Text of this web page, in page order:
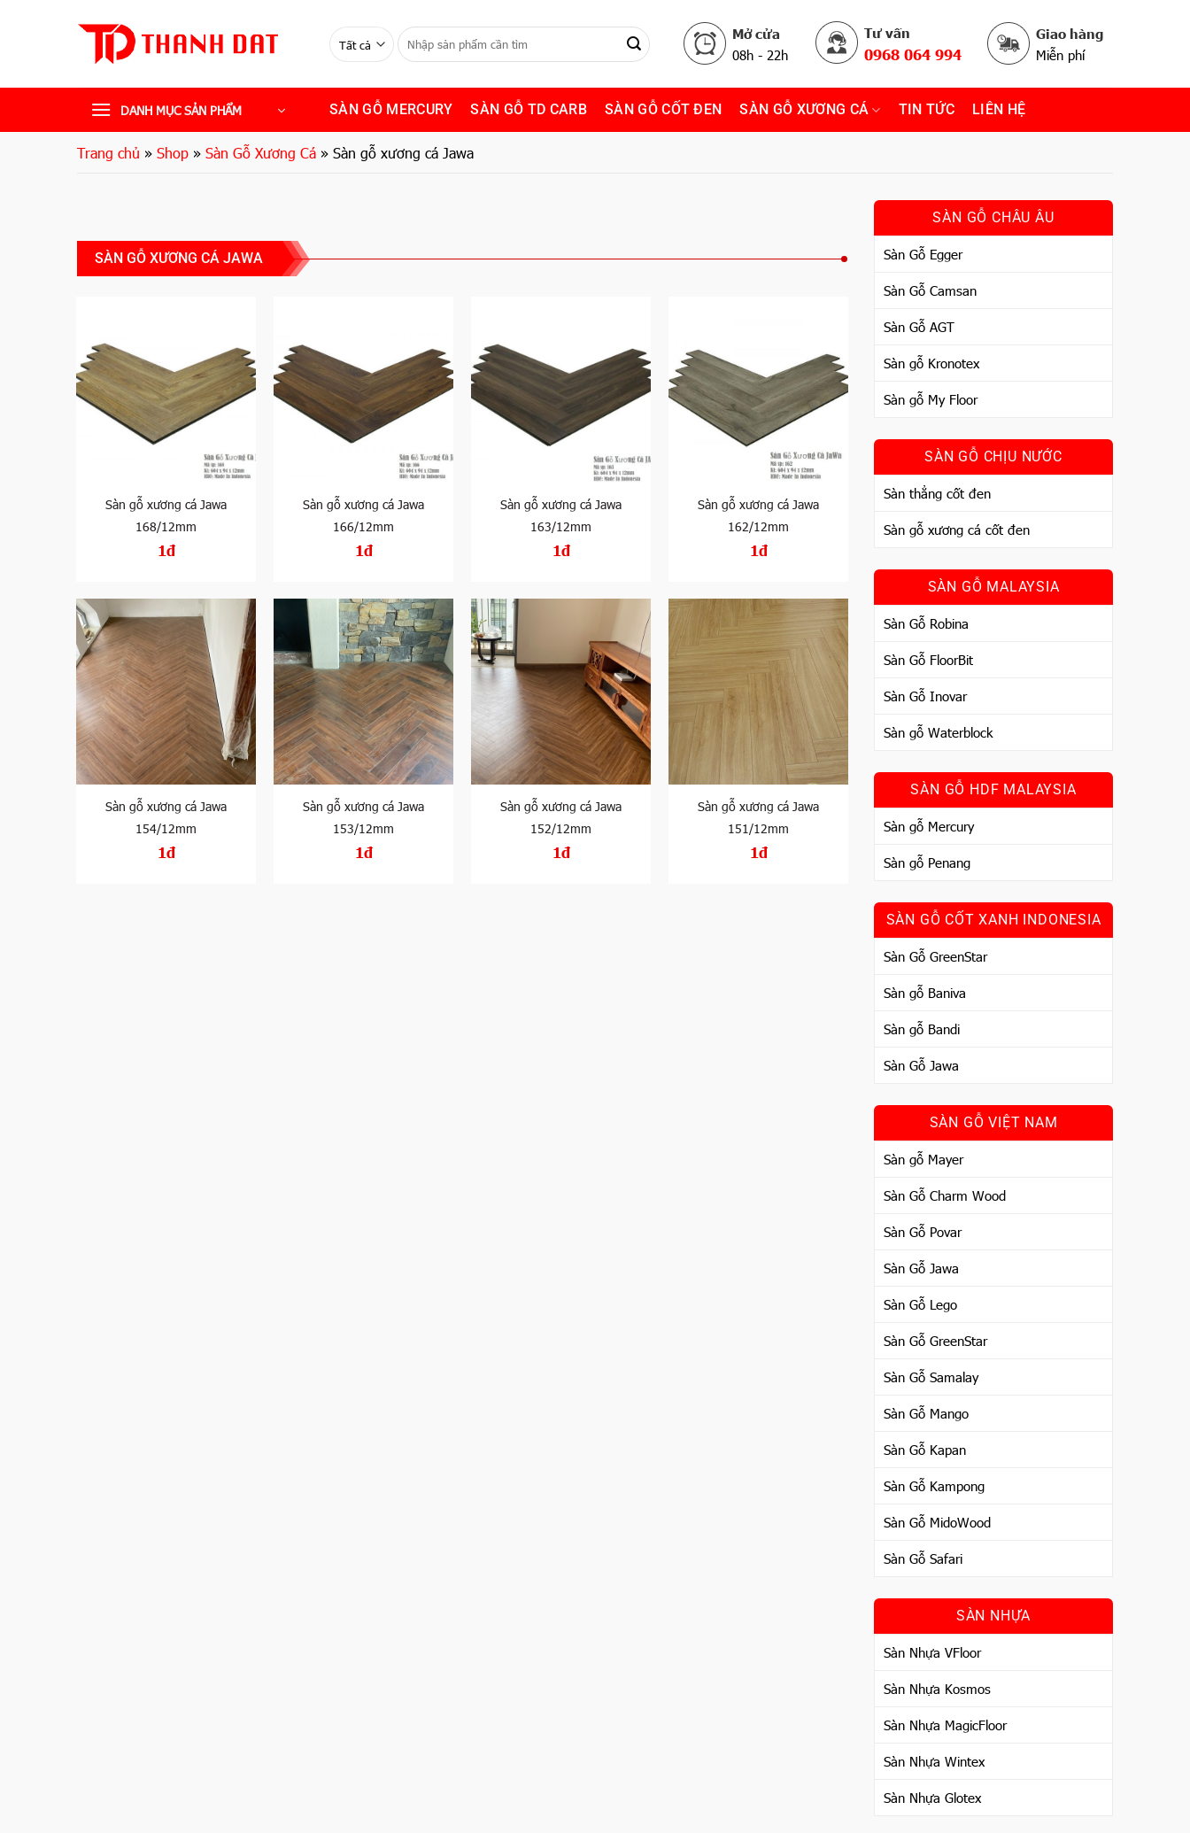
Mở cửa
08h - 22h
Tư vấn
0968 064 994
Giao hàng
Miễn phí
DANH MỤC SẢN PHẨM SÀN GỖ MERCURY SÀN GỖ TD CARB SÀN GỖ CỐT ĐEN SÀN GỖ XƯƠNG CÁ TIN TỨC LIÊN HỆ
Trang chủ » Shop » Sàn Gỗ Xương Cá » Sàn gỗ xương cá Jawa
SÀN GỖ XƯƠNG CÁ JAWA
Sàn gỗ xương cá Jawa
168/12mm
1đ
Sàn gỗ xương cá Jawa
166/12mm
1đ
Sàn gỗ xương cá Jawa
163/12mm
1đ
Sàn gỗ xương cá Jawa
162/12mm
1đ
Sàn gỗ xương cá Jawa
154/12mm
1đ
Sàn gỗ xương cá Jawa
153/12mm
1đ
Sàn gỗ xương cá Jawa
152/12mm
1đ
Sàn gỗ xương cá Jawa
151/12mm
1đ
SÀN GỖ CHÂU ÂU
Sàn Gỗ Egger
Sàn Gỗ Camsan
Sàn Gỗ AGT
Sàn gỗ Kronotex
Sàn gỗ My Floor
SÀN GỖ CHỊU NƯỚC
Sàn thẳng cốt đen
Sàn gỗ xương cá cốt đen
SÀN GỖ MALAYSIA
Sàn Gỗ Robina
Sàn Gỗ FloorBit
Sàn Gỗ Inovar
Sàn gỗ Waterblock
SÀN GỖ HDF MALAYSIA
Sàn gỗ Mercury
Sàn gỗ Penang
SÀN GỖ CỐT XANH INDONESIA
Sàn Gỗ GreenStar
Sàn gỗ Baniva
Sàn gỗ Bandi
Sàn Gỗ Jawa
SÀN GỖ VIỆT NAM
Sàn gỗ Mayer
Sàn Gỗ Charm Wood
Sàn Gỗ Povar
Sàn Gỗ Jawa
Sàn Gỗ Lego
Sàn Gỗ GreenStar
Sàn Gỗ Samalay
Sàn Gỗ Mango
Sàn Gỗ Kapan
Sàn Gỗ Kampong
Sàn Gỗ MidoWood
Sàn Gỗ Safari
SÀN NHỰA
Sàn Nhựa VFloor
Sàn Nhựa Kosmos
Sàn Nhựa MagicFloor
Sàn Nhựa Wintex
Sàn Nhựa Glotex